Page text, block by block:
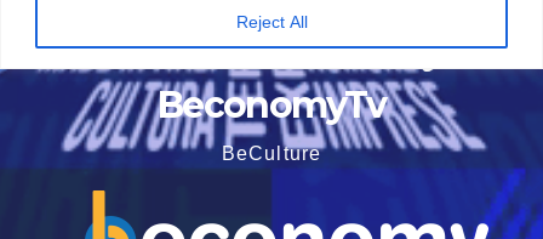
Reject All
BeconomyTv
BeCulture